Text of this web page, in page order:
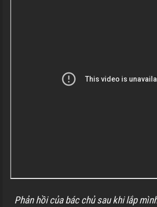
Phản hồi của bác chủ sau khi lắp